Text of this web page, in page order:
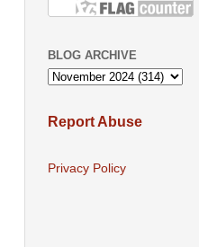
BLOG ARCHIVE
Report Abuse
Privacy Policy